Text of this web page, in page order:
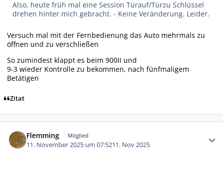
Also, heute früh mal eine Session Türauf/Türzu Schlüssel
drehen hinter mich gebracht. - Keine Veränderung. Leider.
Versuch mal mit der Fernbedienung das Auto mehrmals zu
öffnen und zu verschließen
So zumindest klappt es beim 900II und
9-3 wieder Kontrolle zu bekommen, nach fünfmaligem
Betätigen
Zitat
Flemming Mitglied
11. November 2025 um 07:5211. Nov 2025